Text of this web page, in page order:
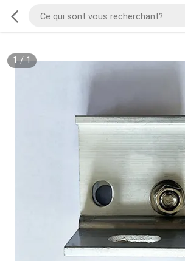
1/ 1